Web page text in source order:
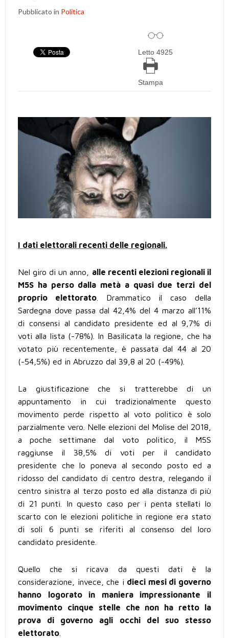
Pubblicato in Politica
Letto 4925
Stampa
I dati elettorali recenti delle regionali.
Nel giro di un anno, alle recenti elezioni regionali il
M5S ha perso dalla metà a quasi due terzi del
proprio elettorato. Drammatico il caso della
Sardegna dove passa dal 42,4% del 4 marzo all’11%
di consensi al candidato presidente ed al 9,7% di
voti alla lista (-78%). In Basilicata la regione, che ha
votato più recentemente, è passata dal 44 al 20
(-54,5%) ed in Abruzzo dal 39,8 al 20 (-49%).
La giustificazione che si tratterebbe di un
appuntamento in cui tradizionalmente questo
movimento perde rispetto al voto politico è solo
parzialmente vero. Nelle elezioni del Molise del 2018,
a poche settimane dal voto politico, il M5S
raggiunse il 38,5% di voti per il candidato
presidente che lo poneva al secondo posto ed a
ridosso del candidato di centro destra, relegando il
centro sinistra al terzo posto ed alla distanza di più
di 21 punti. In questo caso per i penta stellati lo
scarto con le elezioni politiche in regione era stato
di soli 6 punti se riferiti al consenso del loro
candidato presidente.
Quello che si ricava da questi dati è la
considerazione, invece, che i dieci mesi di governo
hanno logorato in maniera impressionante il
movimento cinque stelle che non ha retto la
prova di governo agli occhi del suo stesso
elettorato